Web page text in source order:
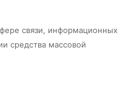
связи, информационных
средства массовой